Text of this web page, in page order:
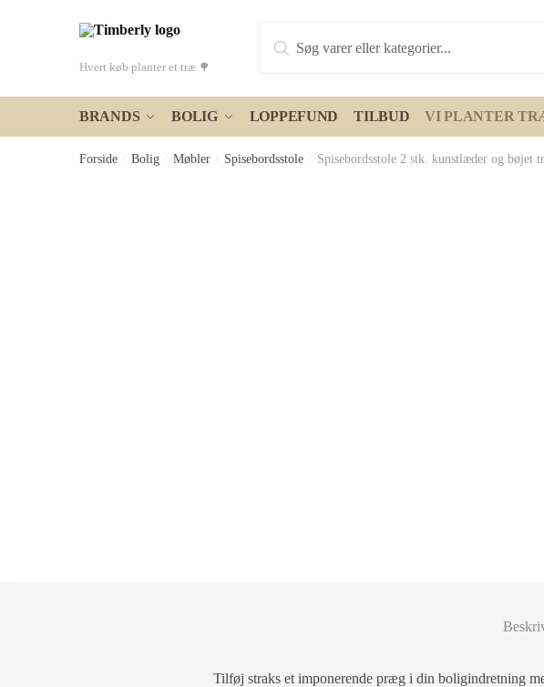
Hvert køb planter et træ 🌳
search
BRANDS BOLIG LOPPEFUND TILBUD VI PLANTER
Forside Bolig Møbler Spisebordsstole Spisebordsstole 2 stk. kunstlæder og bøjet
Tilføj straks et imponerende præg i din boligindretning